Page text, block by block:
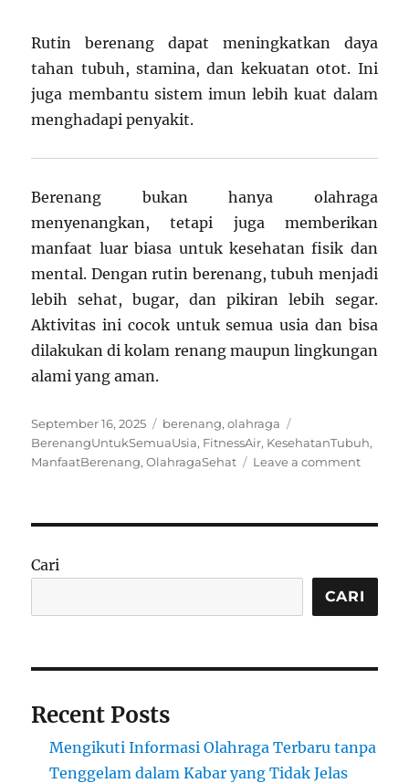
Rutin berenang dapat meningkatkan daya
tahan tubuh, stamina, dan kekuatan otot. Ini
juga membantu sistem imun lebih kuat dalam
menghadapi penyakit.
Berenang bukan hanya olahraga
menyenangkan, tetapi juga memberikan
manfaat luar biasa untuk kesehatan fisik dan
mental. Dengan rutin berenang, tubuh menjadi
lebih sehat, bugar, dan pikiran lebih segar.
Aktivitas ini cocok untuk semua usia dan bisa
dilakukan di kolam renang maupun lingkungan
alami yang aman.
Posted
on
September 16, 2025 Categories
berenang,olahraga
BerenangUntukSemuaUsia, FitnessAir, KesehatanTubuh,
ManfaatBerenang,OlahragaSehat Leave a commenton
Cari
CARI
Recent Posts
Mengikuti Informasi Olahraga Terbaru tanpa
Tenggelam dalam Kabar yang Tidak Jelas